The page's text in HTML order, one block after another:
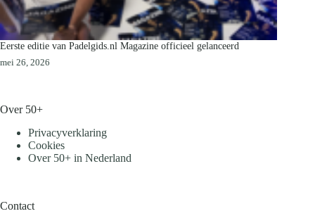
Eerste editie van Padelgids.nl Magazine officieel gelanceerd
mei 26, 2026
Over 50+
Privacyverklaring
Cookies
Over 50+ in Nederland
Contact